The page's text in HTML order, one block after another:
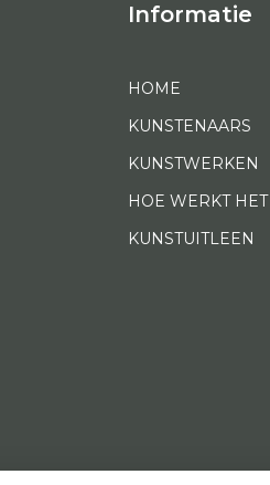
Informatie
HOME
KUNSTENAARS
KUNSTWERKEN
HOE WERKT HET
KUNSTUITLEEN